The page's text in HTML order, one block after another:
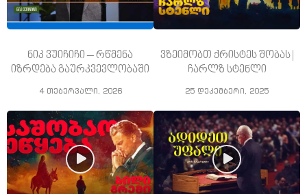
ნიკ ვუიჩიჩი – რწმენა
იზრდება გაურკვევლობაში
4 თებერვალი, 2026
ვზეიმობთ ქრისტეს შობას |
ჩარლზ სტენლი
25 დეკემბერი, 2025